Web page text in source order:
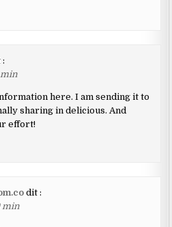
:
min
here. I am sending it to
sharing in delicious. And
effort!
dit :
min